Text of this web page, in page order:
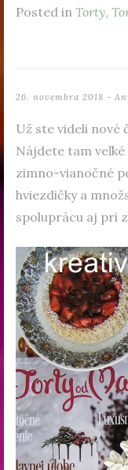
Posted in Torty,
26. novembra 2018 -
Už ste videli nové
Nájdete tam
zimno-vianočné
hviezdičky a
spoluprácu aj pri